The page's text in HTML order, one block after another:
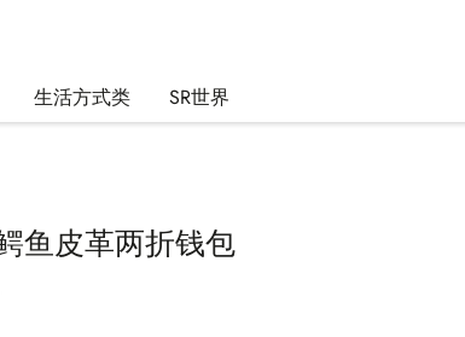
生活方式类 SR世界
鱼皮革两折钱包